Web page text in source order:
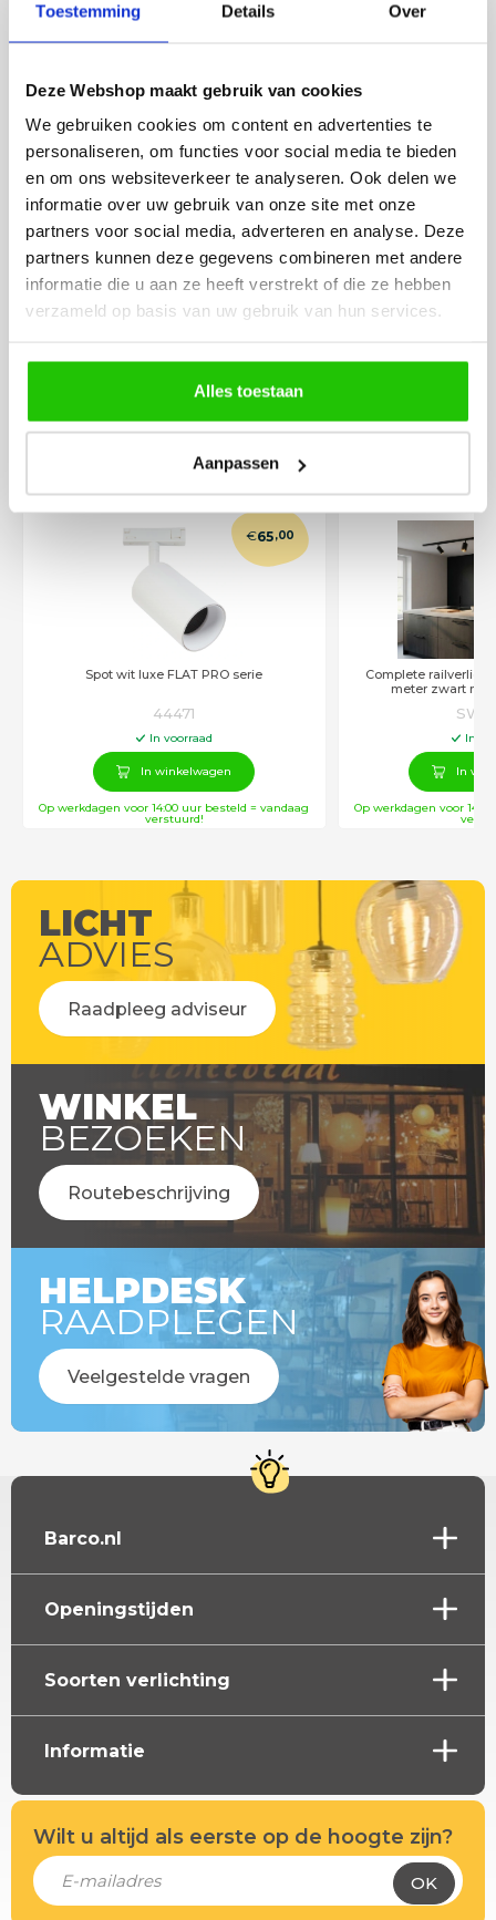
Toestemming Details Over
Deze Webshop maakt gebruik van cookies
We gebruiken cookies om content en advertenties te
personaliseren, om functies voor social media te bieden
en om ons websiteverkeer te analyseren. Ook delen we
informatie over uw gebruik van onze site met onze
partners voor social media, adverteren en analyse. Deze
partners kunnen deze gegevens combineren met andere
informatie die u aan ze heeft verstrekt of die ze hebben
verzameld op basis van uw gebruik van hun services.
Alles toestaan
Aanpassen
lamp heb uitgekozen en
besteld. De volgende dag
netjes en veilig verpakt.
leveren verliep vlot en
veel sfeer, het is ook
eenvoudig te
MEER PRODUCTEN
UIT DE SERIE
RAILVERLICHTING FLAT
LINE SERIE
Alle producten uit deze serie
Spot wit luxe FLAT PRO serie
€65,00
44471
In voorraad
In winkelwagen
Op werkdagen voor 14:00 uur besteld = vandaag
verstuurd!
Complete
meter zwart
In
In
Op werkdagen voor
LICHT
ADVIES
Raadpleeg adviseur
WINKEL
BEZOEKEN
Routebeschrijving
HELPDESK
RAADPLEGEN
Veelgestelde vragen
Barco.nl
Openingstijden
Soorten verlichting
Informatie
Wilt u altijd als eerste op de hoogte zijn?
OK